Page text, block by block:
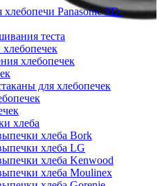
хлебопечи Panasonic SD-
теста
хлебопечек
для хлебопечек
хлеба
хлеба Bork
хлеба LG
хлеба Kenwood
хлеба Moulinex